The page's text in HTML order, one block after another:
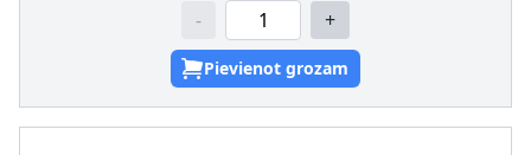
- +
Pievienot grozam